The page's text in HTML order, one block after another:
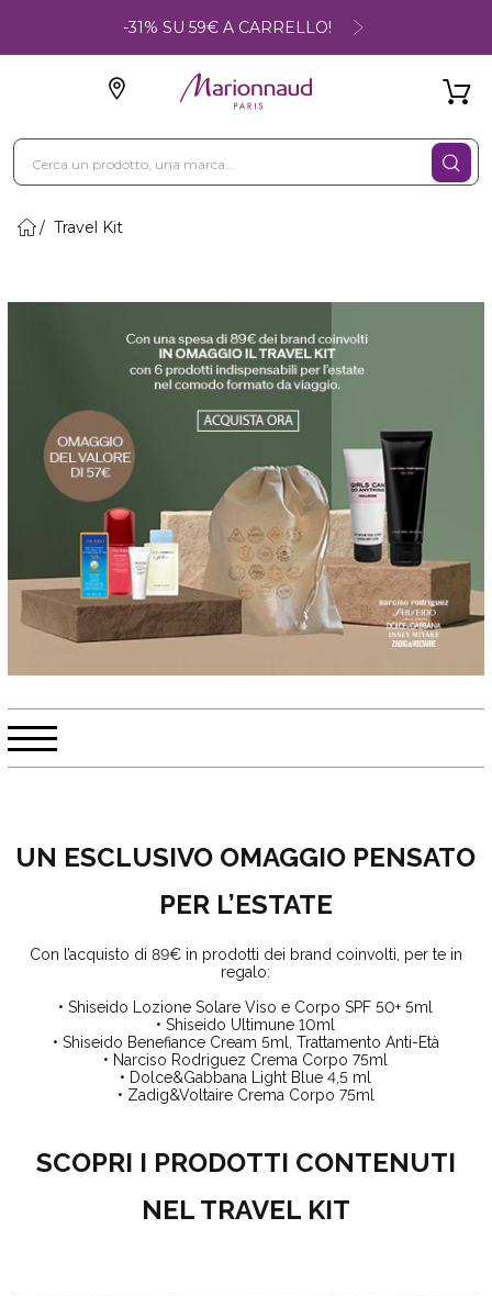
-31% SU 59€ A CARRELLO!
Travel Kit
UN ESCLUSIVO OMAGGIO PENSATO
PER L’ESTATE
Con l’acquisto di 89€ in prodotti dei brand coinvolti, per te in
regalo:
•Shiseido Lozione Solare Viso e Corpo SPF 50+ 5ml
•Shiseido Ultimune 10ml
• Shiseido Benefiance Cream 5ml, Trattamento Anti-Età
• Narciso Rodriguez Crema Corpo 75ml
• Dolce&Gabbana Light Blue 4,5 ml
• Zadig&VoltaireCrema Corpo 75ml
SCOPRI I PRODOTTI CONTENUTI
NEL TRAVEL KIT